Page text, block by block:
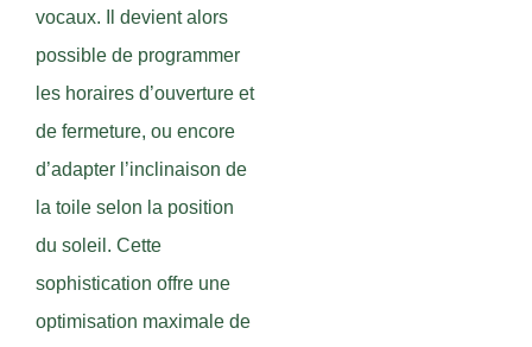
vocaux. Il devient alors
possible de programmer
les horaires d’ouverture et
de fermeture, ou encore
d’adapter l’inclinaison de
la toile selon la position
du soleil. Cette
sophistication offre une
optimisation maximale de